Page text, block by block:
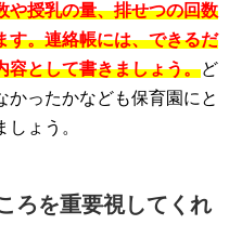
や授乳の量、排せつの回数
す。連絡帳には、できるだ
容として書きましょう。ど
かったかなども保育園にと
ょう。
ろを重要視してくれ